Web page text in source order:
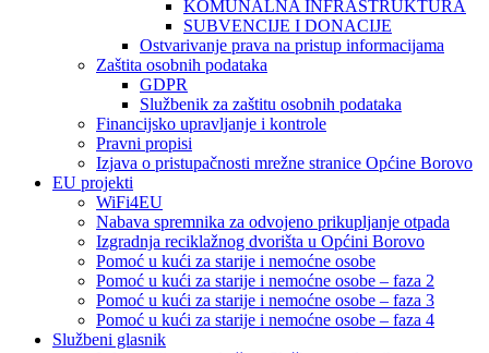
KOMUNALNA INFRASTRUKTURA
SUBVENCIJE I DONACIJE
Ostvarivanje prava na pristup informacijama
Zaštita osobnih podataka
GDPR
Službenik za zaštitu osobnih podataka
Financijsko upravljanje i kontrole
Pravni propisi
Izjava o pristupačnosti mrežne stranice Općine Borovo
EU projekti
WiFi4EU
Nabava spremnika za odvojeno prikupljanje otpada
Izgradnja reciklažnog dvorišta u Općini Borovo
Pomoć u kući za starije i nemoćne osobe
Pomoć u kući za starije i nemoćne osobe – faza 2
Pomoć u kući za starije i nemoćne osobe – faza 3
Pomoć u kući za starije i nemoćne osobe – faza 4
Službeni glasnik